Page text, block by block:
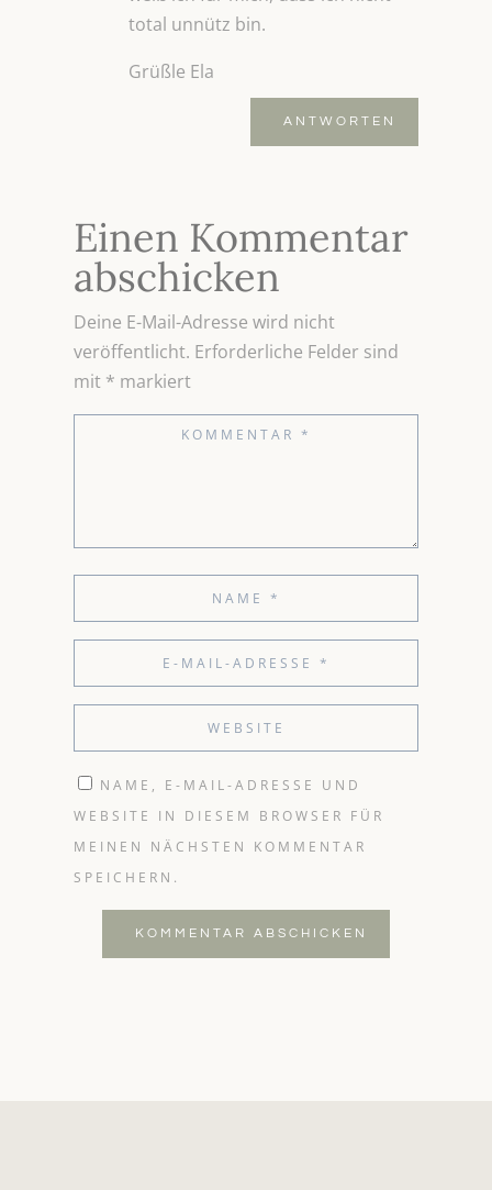
total unnütz bin.
Grüßle Ela
ANTWORTEN
Einen Kommentar
abschicken
Deine E-Mail-Adresse wird nicht
veröffentlicht. Erforderliche Felder sind
mit * markiert
NAME, E-MAIL-ADRESSE UND
WEBSITE IN DIESEM BROWSER FÜR
MEINEN NÄCHSTEN KOMMENTAR
SPEICHERN.
KOMMENTAR ABSCHICKEN